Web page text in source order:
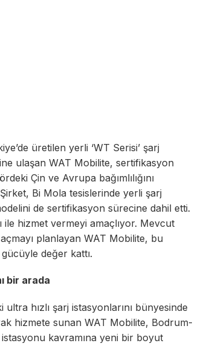
üretilen yerli ‘WT Serisi’ şarj
ulaşan WAT Mobilite, sertifikasyon
Çin ve Avrupa bağımlılığını
Bi Mola tesislerinde yerli şarj
de sertifikasyon sürecine dahil etti.
ile hizmet vermeyi amaçlıyor. Mevcut
planlayan WAT Mobilite, bu
değer kattı.
bir arada
hızlı şarj istasyonlarını bünyesinde
hizmete sunan WAT Mobilite, Bodrum-
kavramına yeni bir boyut